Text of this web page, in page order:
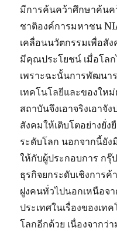
มีการค้นคว้าศึกษาค้นค
ชาติองค์การมหาชน
เคลื่อนนวัตกรรมเพื่อสั
มีคุณประโยชน์ เมื่อโล
เพราะฉะนั้นการพัฒนา
เทคโนโลยีและของให
สถาบันจึงเอาจริงเอาจั
สังคมให้เติบโตอย่างยั่
ระดับโลก นอกจากนี้ยั
ให้กับผู้ประกอบการ ก
ธุรกิจยกระดับเชิงการ
ฝูงคนทั่วไปนอกเหนือจ
ประเทศในเรื่องของเ
โลกอีกด้วย เนื่องจากว่